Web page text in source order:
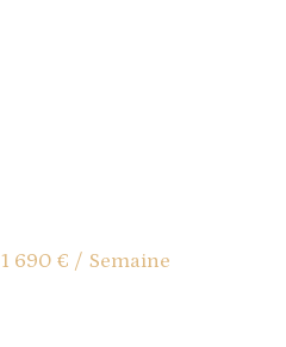
1 690 € / Semaine